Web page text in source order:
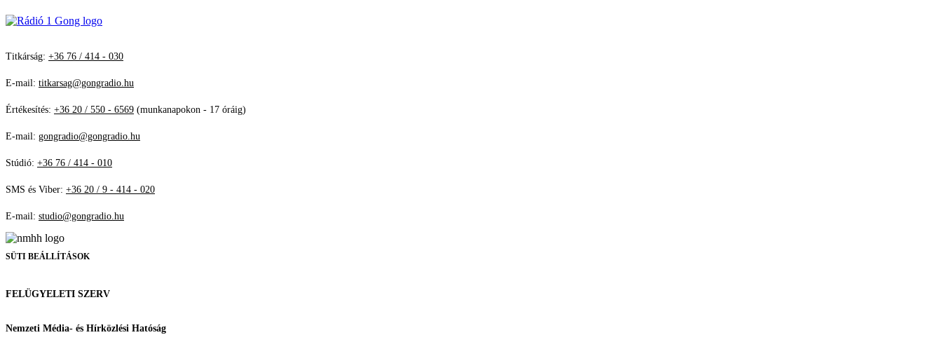
Titkárság: +36 76 / 414 - 030
E-mail: titkarsag@gongradio.hu
Értékesítés: +36 20 / 550 - 6569 (munkanapokon - 17 óráig)
E-mail: gongradio@gongradio.hu
Stúdió: +36 76 / 414 - 010
SMS és Viber: +36 20 / 9 - 414 - 020
E-mail: studio@gongradio.hu
SÜTI BEÁLLÍTÁSOK
FELÜGYELETI SZERV
Nemzeti Média- és Hírközlési Hatóság